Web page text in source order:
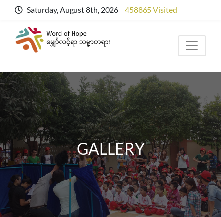
Saturday, August 8th, 2026 458865 Visited
GALLERY